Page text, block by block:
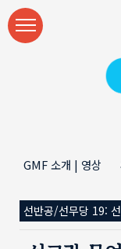
본문 바로가기
GMF 소개 | 영상
선반공/선무당 19: